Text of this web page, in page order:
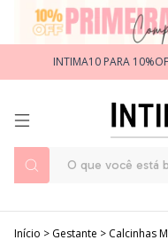
INTIMA10 PARA
Início > Gestante > Calcinhas